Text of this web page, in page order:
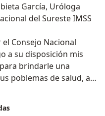
García, Uróloga
del Sureste IMSS
Consejo Nacional
a su disposición mis
brindarle una
poblemas de salud, asi
a la prevención y